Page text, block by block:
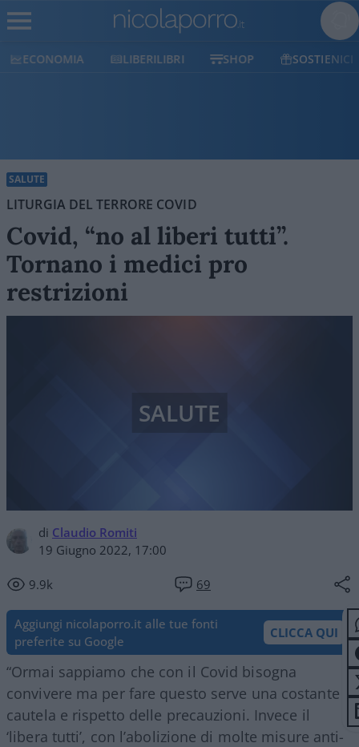
ECONOMIA LIBERILIBRI SHOP SOSTIENICI
SALUTE
LITURGIA DEL TERRORE COVID
Covid, “no al liberi tutti”.
Tornano i medici pro
restrizioni
di Claudio Romiti
19 Giugno 2022, 17:00
9.9k 69
SALUTE
Aggiungi nicolaporro.it alle tue fonti
preferite su Google
CLICCA QUI
“Ormai sappiamo che con il Covid bisogna
convivere ma per fare questo serve una costante
cautela e rispetto delle precauzioni. Invece il
‘libera tutti’, con l’abolizione di molte misure anti-